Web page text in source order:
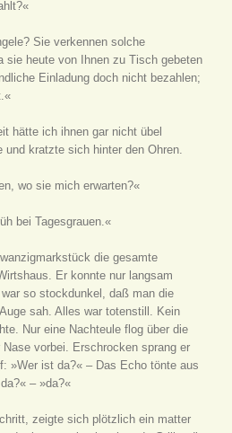
Sie verkennen solche
sie heute von Ihnen zu Tisch gebeten
Einladung doch nicht bezahlen;
hätte ich ihnen gar nicht übel
kratzte sich hinter den Ohren.
wo sie mich erwarten?«
bei Tagesgrauen.«
die gesamte
Er konnte nur langsam
so stockdunkel, daß man die
sah. Alles war totenstill. Kein
Nur eine Nachteule flog über die
vorbei. Erschrocken sprang er
»Wer ist da?« – Das Echo tönte aus
– »da?«
zeigte sich plötzlich ein matter